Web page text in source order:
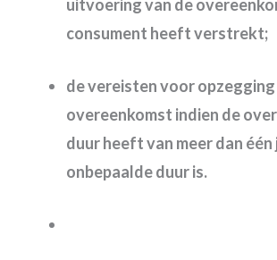
uitvoering van de
consument heeft verstrekt;
de vereisten voor opzegging
overeenkomst indien de
duur heeft van meer dan
onbepaalde duur is.